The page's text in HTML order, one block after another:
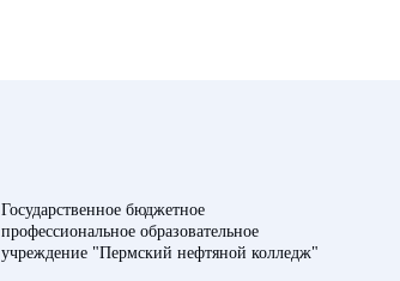
Государственное бюджетное
профессиональное образовательное
учреждение "Пермский нефтяной колледж"